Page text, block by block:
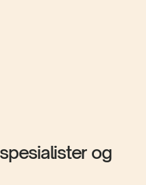
og